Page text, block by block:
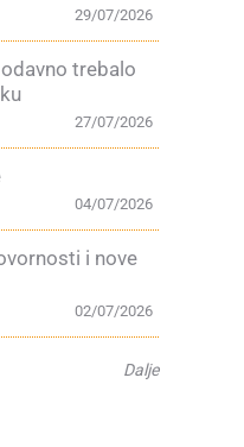
29/07/2026
trebalo
27/07/2026
04/07/2026
i nove
02/07/2026
Dalje